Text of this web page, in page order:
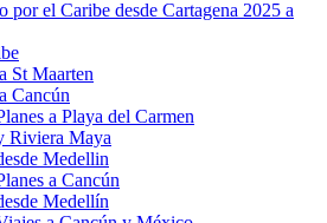
por el Caribe desde Cartagena 2025 a
St Maarten
Cancún
a Playa del Carmen
Riviera Maya
Medellin
a Cancún
Medellín